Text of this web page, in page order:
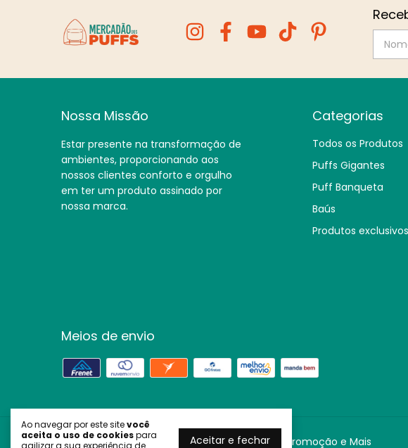
Ao navegar por este sitevocê
aceita o uso de cookiespara
agilizar a sua experiência de
Aceitar e fechar
Nossa Missão
Estar presente na transformação de
ambientes, proporcionando aos
nossos clientes conforto e orgulho
em ter um produto assinado por
nossa marca.
Categorias
Todos os Produtos
Puffs Gigantes
Puff Banqueta
Baús
Produtos exclusivos
Meios de envio
Mercadão dos Puffs - A Sua Loja de Puffs em Promoção e Mais